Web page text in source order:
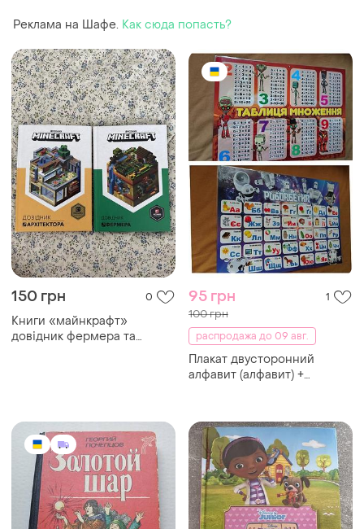
Реклама на Шафе. Как сюда попасть?
150 грн 0
Книги «майнкрафт»
довідник фермера та
95 грн 1
100 грн
распродажа до 09 авг.
Плакат двусторонний
алфавит (алфавит) +
ламинированный